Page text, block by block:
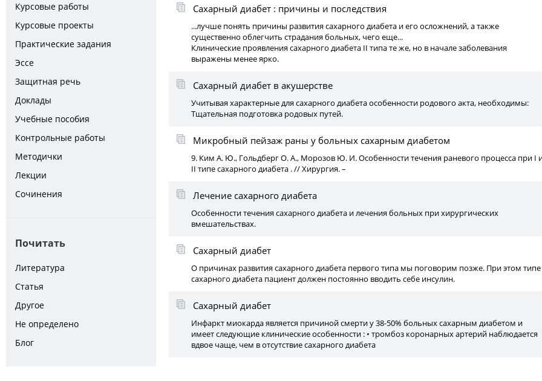
Курсовые работы
Курсовые проекты
Практические задания
Эссе
Защитная речь
Доклады
Учебные пособия
Контрольные работы
Методички
Лекции
Сочинения
Почитать
Литература
Статья
Другое
Не определено
Блог
Сахарный диабет : причины и последствия
...лучше понять причины развития сахарного диабета и его осложнений, а также
существенно облегчить страдания больных, чего еще...
Клинические проявления сахарного диабета II типа те же, но в начале заболевания
выражены менее ярко.
Сахарный диабет в акушерстве
Учитывая характерные для сахарного диабета особенности родового акта, необходимы:
Тщательная подготовка родовых путей.
Микробный пейзаж раны у больных сахарным диабетом
9. Ким А. Ю., Гольдберг О. А., Морозов Ю. И. Особенности течения раневого процесса при I
II типе сахарного диабета . // Хирургия. –
Лечение сахарного диабета
Особенности течения сахарного диабета и лечения больных при хирургических
вмешательствах.
Сахарный диабет
О причинах развития сахарного диабета первого типа мы поговорим позже. При этом типе
сахарного диабета пациент должен постоянно вводить себе инсулин.
Сахарный диабет
Инфаркт миокарда является причиной смерти у 38-50% больных сахарным диабетом и
имеет следующие клинические особенности : • тромбоз коронарных артерий наблюдается
вдвое чаще, чем в отсутствие сахарного диабета